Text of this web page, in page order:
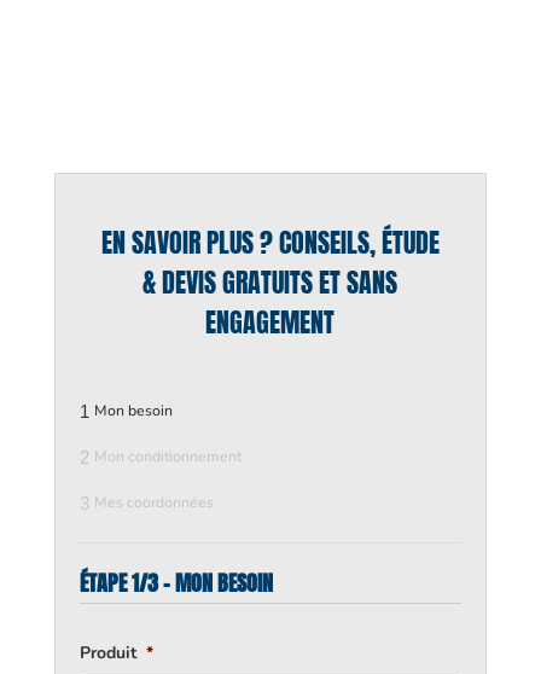
EN SAVOIR PLUS ? CONSEILS, ÉTUDE
& DEVIS GRATUITS ET SANS
ENGAGEMENT
1 Mon besoin
2 Mon conditionnement
3 Mes coordonnées
ÉTAPE 1/3 - MON BESOIN
Produit *